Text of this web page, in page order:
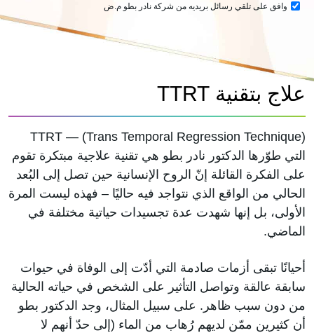
وافق على تلقي رسائل بريديه من شركة نادر بطو م.ض
علاج بتقنية TTRT
TTRT — (Trans Temporal Regression Technique)
التي طوّرها الدكتور نادر بطو هي تقنية علاجية مبتكرة تقوم
على الفكرة القائلة إنّ الروح الإنسانية حين تصل إلى البُعد
الحالي من الواقع الذي نتواجد فيه حاليًا – فهذه ليست المرة
الأولى، بل إنها شهدت عدة تجسيدات حياتية مختلفة في
الماضي.
أحيانًا تبقى أزمات صادمة التي أدّت إلى الوفاة في حيوات
سابقة عالقة وتواصل التأثير على الشخص في حياته الحالية
من دون سبب ظاهر. على سبيل المثال، وجد الدكتور بطو
أن كثيرين ممّن لديهم رُهاب من الماء (إلى حدّ أنهم لا